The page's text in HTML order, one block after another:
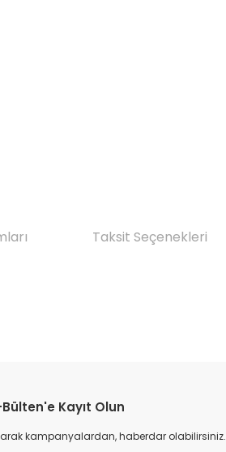
Taksit Seçenekleri
Bülten'e Kayıt Olun
kampanyalardan, haberdar olabilirsiniz.